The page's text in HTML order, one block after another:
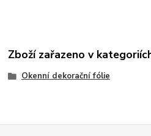
Zboží zařazeno v
Okenní dekorační fólie